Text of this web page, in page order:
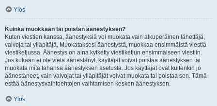
Ylös
Kuinka muokkaan tai poistan äänestyksen?
Kuten viestien kanssa, äänestyksiä voi muokata vain alkuperäinen lähettäjä,
valvoja tai ylläpitäjä. Muokataksesi äänestystä, muokkaa ensimmäistä viestiä
viestiketjussa. Äänestys on aina kytketty viestiketjun ensimmäiseen viestiin.
Jos kukaan ei ole vielä äänestänyt, käyttäjät voivat poistaa äänestyksen tai
muokata mitä tahansa äänestyksen asetusta. Jos käyttäjät ovat kuitenkin jo
äänestäneet, vain valvojat tai ylläpitäjät voivat muokata tai poistaa sen. Tämä
estää äänestysvaihtoehtojen vaihtamisen kesken äänestyksen.
Ylös